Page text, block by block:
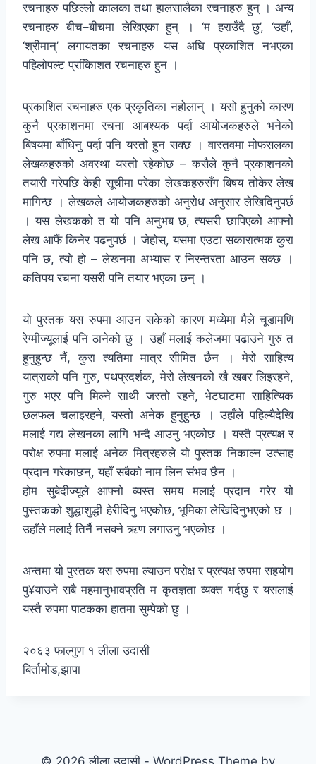
रचनाहरु पछिल्लो कालका तथा हालसालैका रचनाहरु हुन् । अन्य
रचनाहरु बीच–बीचमा लेखिएका हुन् । ‘म हराउँदै छु’, ‘उहाँ’,
‘श्रीमान्’ लगायतका रचनाहरु यस अघि प्रकाशित नभएका
पहिलोपल्ट प्रकाििशत रचनाहरु हुन ।
प्रकाशित रचनाहरु एक प्रकृतिका नहोलान् । यसो हुनुको कारण
कुनै प्रकाशनमा रचना आबश्यक पर्दा आयोजकहरुले भनेको
बिषयमा बाँधिनु पर्दा पनि यस्तो हुन सक्छ । वास्तवमा मोफसलका
लेखकहरुको अवस्था यस्तो रहेकोछ – कसैले कुनै प्रकाशनको
तयारी गरेपछि केही सूचीमा परेका लेखकहरुसँग बिषय तोकेर लेख
मागिन्छ । लेखकले आयोजकहरुको अनुरोध अनुसार लेखिदिनुपर्छ
। यस लेखकको त यो पनि अनुभब छ, त्यसरी छापिएको आफ्नो
लेख आफैं किनेर पढनुपर्छ । जेहोस्, यसमा एउटा सकारात्मक कुरा
पनि छ, त्यो हो – लेखनमा अभ्यास र निरन्तरता आउन सक्छ ।
कतिपय रचना यसरी पनि तयार भएका छन् ।
यो पुस्तक यस रुपमा आउन सकेको कारण मध्येमा मैले चूडामणि
रेग्मीज्यूलाई पनि ठानेको छु । उहाँ मलाई कलेजमा पढाउने गुरु त
हुनुहुन्छ नैं, कुरा त्यतिमा मात्र सीमित छैन । मेरो साहित्य
यात्राको पनि गुरु, पथप्रदर्शक, मेरो लेखनको खै खबर लिइरहने,
गुरु भएर पनि मिल्ने साथी जस्तो रहने, भेटघाटमा साहित्यिक
छलफल चलाइरहने, यस्तो अनेक हुनुहुन्छ । उहाँले पहिल्यैदेखि
मलाई गद्य लेखनका लागि भन्दै आउनु भएकोछ । यस्तै प्रत्यक्ष र
परोक्ष रुपमा मलाई अनेक मित्रहरुले यो पुस्तक निकाल्न उत्साह
प्रदान गरेकाछन्, यहाँ सबैको नाम लिन संभव छैन ।
होम सुबेदीज्यूले आफ्नो व्यस्त समय मलाई प्रदान गरेर यो
पुस्तकको शुद्धाशुद्धी हेरीदिनु भएकोछ, भूमिका लेखिदिनुभएको छ ।
उहाँले मलाई तिर्नै नसक्ने ऋण लगाउनु भएकोछ ।
अन्तमा यो पुस्तक यस रुपमा ल्याउन परोक्ष र प्रत्यक्ष रुपमा सहयोग
पु¥याउने सबै महमानुभावप्रति म कृतज्ञता व्यक्त गर्दछु र यसलाई
यस्तै रुपमा पाठकका हातमा सुम्पेको छु ।
२०६३ फाल्गुण १ लीला उदासी
बिर्तामोड,झापा